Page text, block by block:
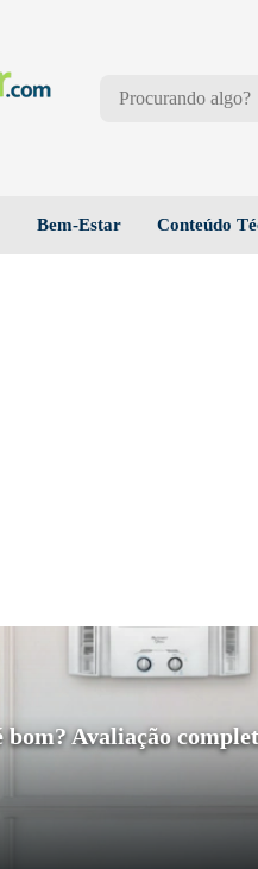
Bem-Estar Conteúdo
Avaliação